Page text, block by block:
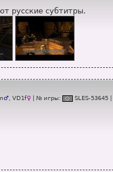
русские субтитры.
♂, VD1f♀ | № игры: SL ES-53645